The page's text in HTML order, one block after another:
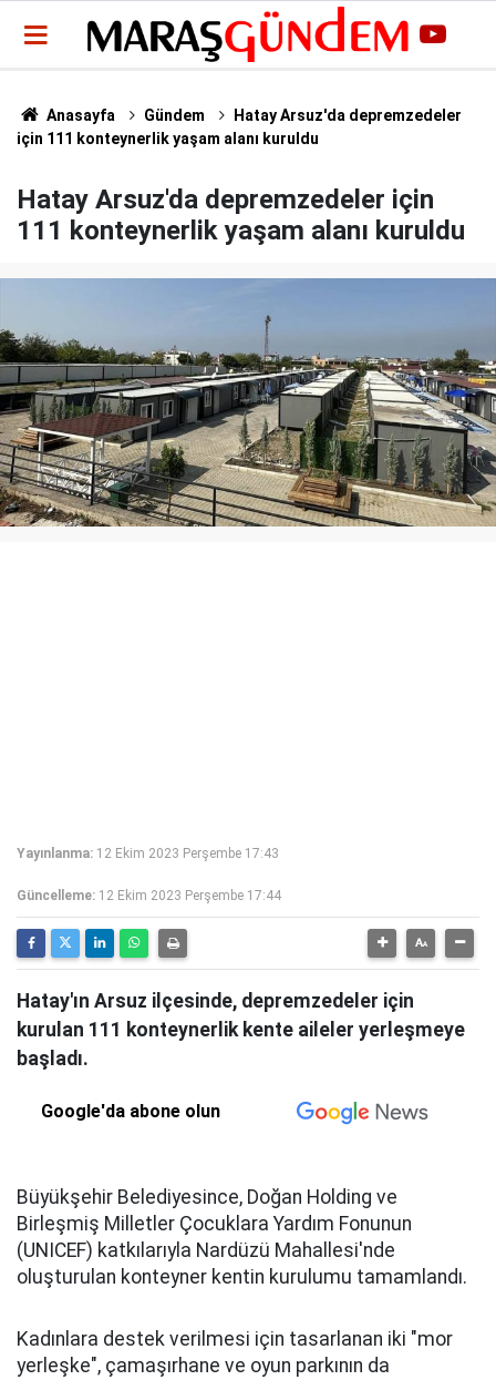
Anasayfa Gündem
Hatay Arsuz'da depremzedeler
için 111 konteynerlik yaşam alanı kuruldu
Hatay Arsuz'da depremzedeler için
111 konteynerlik yaşam alanı kuruldu
Yayınlanma: 12 Ekim 2023 Perşembe 17:43
Güncelleme: 12 Ekim 2023 Perşembe 17:44
Hatay'ın Arsuz ilçesinde, depremzedeler için
kurulan 111 konteynerlik kente aileler yerleşmeye
başladı.
Google'da abone olun
Büyükşehir Belediyesince, Doğan Holding ve
Birleşmiş Milletler Çocuklara Yardım Fonunun
(UNICEF) katkılarıyla Nardüzü Mahallesi'nde
oluşturulan konteyner kentin kurulumu tamamlandı.
Kadınlara destek verilmesi için tasarlanan iki "mor
yerleşke", çamaşırhane ve oyun parkının da